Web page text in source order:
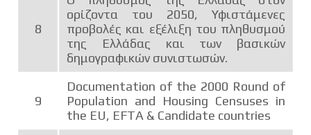
8
ορίζοντα του 2050, Υφιστάμενες
προβολές και εξέλιξη του πληθυσμού
της Ελλάδας και των βασικών
δημογραφικών συνιστωσών.
9
Documentation of the 2000 Round of
Population and Housing Censuses in
the EU, EFTA & Candidate countries